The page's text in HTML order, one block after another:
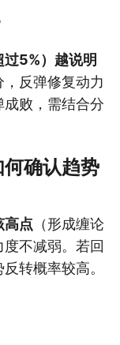
5%）越说明
反弹修复动力
败，需结合分
确认趋势
高点 （形成缠论
不减弱。若回
转概率较高。